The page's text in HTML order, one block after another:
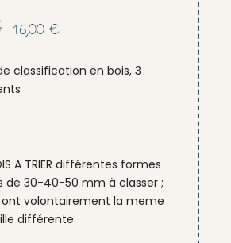
Le
prix
initial
était :
24,00 €.
16,00 €
actuel
est :
classification en bois, 3
A TRIER différentes formes
de 30-40-50 mm à classer ;
ont volontairement la meme
différente